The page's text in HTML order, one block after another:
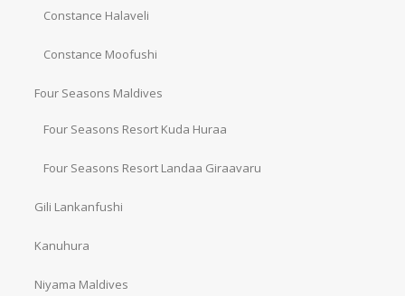
Constance Halaveli
Constance Moofushi
Four Seasons Maldives
Four Seasons Resort Kuda Huraa
Four Seasons Resort Landaa Giraavaru
Gili Lankanfushi
Kanuhura
Niyama Maldives